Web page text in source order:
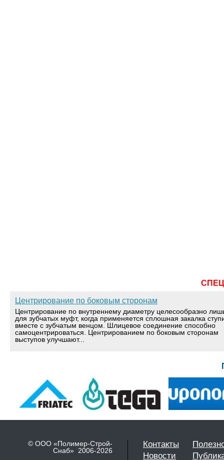
Центрирование по боковым сторонам
Центрирование по внутреннему диаметру целесообразно
для зубчатых муфт, когда применяется сплошная закалка
вместе с зубчатым венцом. Шлицевое соединение способно
самоцентрироваться. Центрированием по боковым сторонам
выступов улучшают...
© ООО «Полимер-Строй-
Снаб» 2006-2026
Контакты
Новости